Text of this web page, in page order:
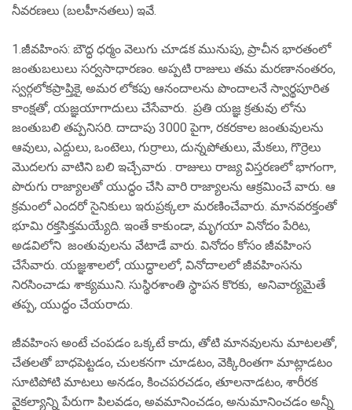
నీవరణలు (బలహీనతలు) ఇవే.
1.జీవహింస: బౌద్ధ ధర్మం వెలుగు చూడక మునుపు, ప్రాచీన భారతంలో
జంతుబలులు సర్వసాధారణం. అప్పటి రాజులు తమ మరణానంతరం,
స్వర్గలోకప్రాప్తికై, అమర లోకపు ఆనందాలను పొందాలనే స్వార్థపూరిత
కాంక్షతో, యజ్ఞయాగాదులు చేసేవారు. ప్రతి యజ్ఞ క్రతువు లోను
జంతుబలి తప్పనిసరి. దాదాపు 3000 పైగా, రకరకాల జంతువులను
ఆవులు, ఎద్దులు, ఒంటెలు, గుర్రాలు, దున్నపోతులు, మేకలు, గొర్రెలు
మొదలగు వాటిని బలి ఇచ్చేవారు . రాజులు రాజ్య విస్తరణలో భాగంగా,
పొరుగు రాజ్యాలతో యుద్ధం చేసి వారి రాజ్యాలను ఆక్రమించే వారు. ఆ
క్రమంలో ఎందరో సైనికులు ఇరుప్రక్కలా మరణించేవారు. మానవరక్తంతో
భూమి రక్తసిక్తమయ్యేది. ఇంతే కాకుండా, మృగయా వినోదం పేరిట,
అడవిలోని జంతువులను వేటాడే వారు. వినోదం కోసం జీవహింస
చేసేవారు. యజ్ఞశాలలో, యుద్ధాలలో, వినోదాలలో జీవహింసను
నిరసించాడు శాక్యముని. సుస్థిరశాంతి స్థాపన కొరకు, అనివార్యమైతే
తప్ప, యుద్ధం చేయరాదు.
జీవహింస అంటే చంపడం ఒక్కటే కాదు, తోటి మానవులను మాటలతో,
చేతలతో బాధపెట్టడం, చులకనగా చూడటం, వెక్కిరింతగా మాట్లాడటం
సూటిపోటి మాటలు అనడం, కించపరచడం, తూలనాడటం, శారీరక
వైకల్యాన్ని పేరుగా పిలవడం, అవమానించడం, అనుమానించడం అన్నీ